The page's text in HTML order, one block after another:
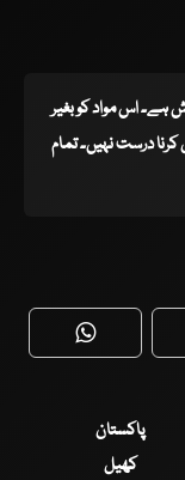
ہے۔ اس مواد کو بغیر
درست نہیں۔ تمام
WhatsApp
پاکستان
کھیل